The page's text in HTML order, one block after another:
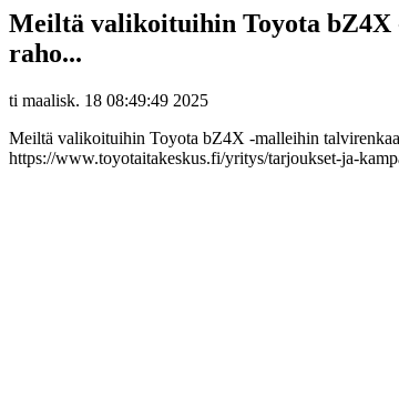
Meiltä valikoituihin Toyota bZ4X
raho...
ti maalisk. 18 08:49:49 2025
Meiltä valikoituihin Toyota bZ4X -malleihin
https://www.toyotaitakeskus.fi/yritys/tarjoukset-ja-